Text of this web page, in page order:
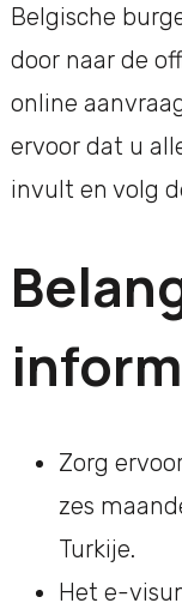
Belgische
door naar de
online
ervoor dat u
invult en volg
Zorg
zes
Turkije.
Het e-